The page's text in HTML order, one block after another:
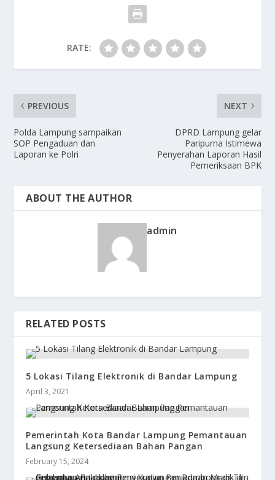
RATE:
PREVIOUS
Polda Lampung sampaikan
SOP Pengaduan dan
Laporan ke Polri
NEXT
DPRD Lampung gelar
Paripurna Istimewa
Penyerahan Laporan Hasil
Pemeriksaan BPK
ABOUT THE AUTHOR
admin
RELATED POSTS
5 Lokasi Tilang Elektronik di Bandar Lampung
April 3, 2021
Pemerintah Kota Bandar Lampung Pemantauan
Langsung Ketersediaan Bahan Pangan
February 15, 2024